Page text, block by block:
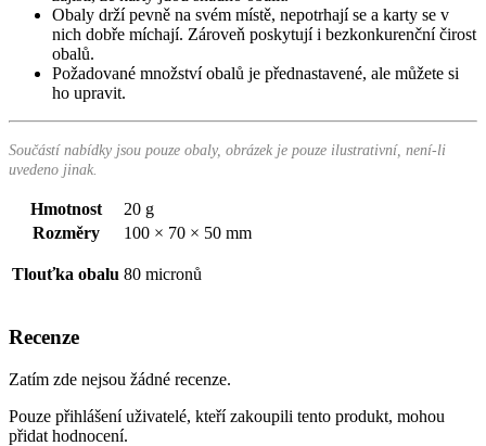
Obaly drží pevně na svém místě, nepotrhají se a karty se v
nich dobře míchají. Zároveň poskytují i bezkonkurenční čirost
obalů.
Požadované množství obalů je přednastavené, ale můžete si
ho upravit.
Součástí nabídky jsou pouze obaly, obrázek je pouze ilustrativní, není-li
uvedeno jinak.
Hmotnost
20 g
Rozměry
100 × 70 × 50 mm
Tlouťka obalu 80 micronů
Recenze
Zatím zde nejsou žádné recenze.
Pouze přihlášení uživatelé, kteří zakoupili tento produkt, mohou
přidat hodnocení.